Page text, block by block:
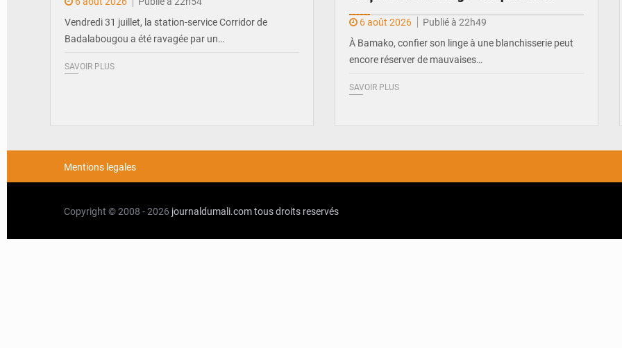
Vendredi 31 juillet, la station-service Corridor de
Badalabougou a été ravagée par un…
SAVOIR PLUS
6 août 2026
Publié à 22h49
À Bamako, confier son linge à une blanchisserie peut
encore réserver de mauvaises…
SAVOIR PLUS
Mentions legales
Copyright © 2008 - 2026 journaldumali.comtous droits reservés